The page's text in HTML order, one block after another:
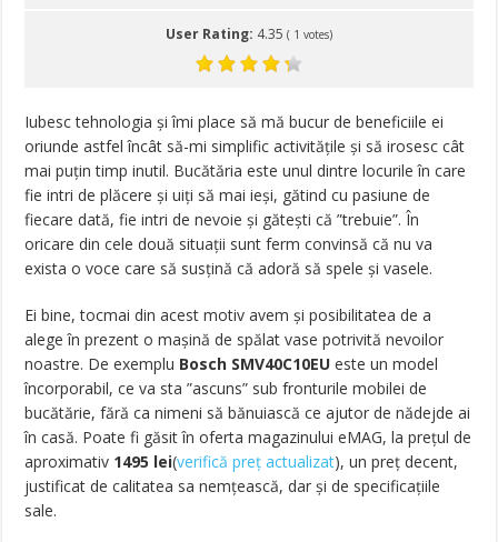
User Rating: 4.35 ( 1 votes)
Iubesc tehnologia și îmi place să mă bucur de beneficiile ei
oriunde astfel încât să-mi simplific activitățile și să irosesc cât
mai puțin timp inutil. Bucătăria este unul dintre locurile în care
fie intri de plăcere și uiți să mai ieși, gătind cu pasiune de
fiecare dată, fie intri de nevoie și gătești că ”trebuie”. În
oricare din cele două situații sunt ferm convinsă că nu va
exista o voce care să susțină că adoră să spele și vasele.
Ei bine, tocmai din acest motiv avem și posibilitatea de a
alege în prezent o mașină de spălat vase potrivită nevoilor
noastre. De exemplu Bosch SMV40C10EU este un model
încorporabil, ce va sta ”ascuns” sub fronturile mobilei de
bucătărie, fără ca nimeni să bănuiască ce ajutor de nădejde ai
în casă. Poate fi găsit în oferta magazinului eMAG, la prețul de
aproximativ 1495 lei(verifică preț actualizat), un preț decent,
justificat de calitatea sa nemțească, dar și de specificațiile
sale.